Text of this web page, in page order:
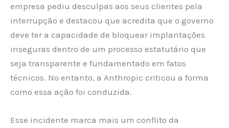
empresa pediu desculpas aos seus clientes pela
interrupção e destacou que acredita que o governo
deve ter a capacidade de bloquear implantações
inseguras dentro de um processo estatutário que
seja transparente e fundamentado em fatos
técnicos. No entanto, a Anthropic criticou a forma
como essa ação foi conduzida.
Esse incidente marca mais um conflito da